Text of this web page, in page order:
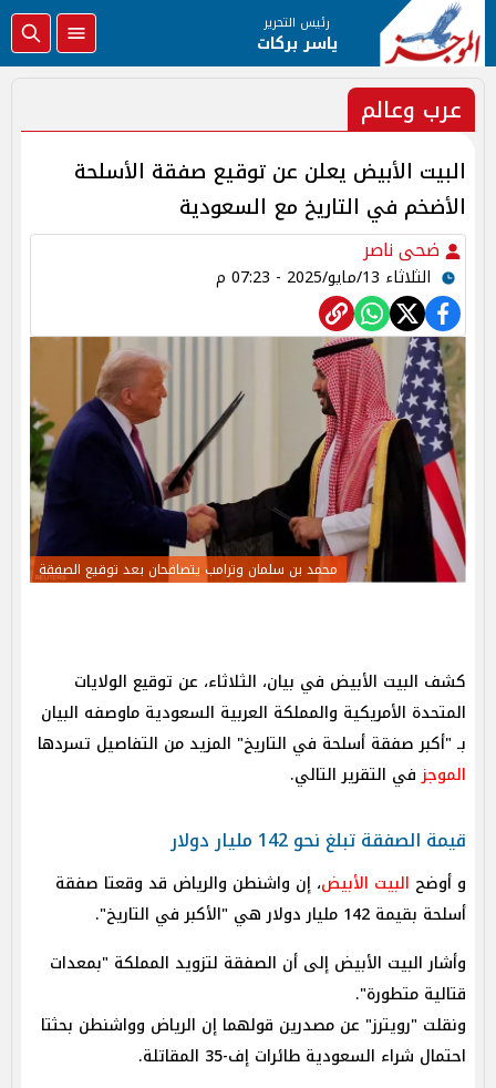
رئيس التحرير
ياسر بركات
عرب وعالم
البيت الأبيض يعلن عن توقيع صفقة الأسلحة
الأضخم في التاريخ مع السعودية
ضحى ناصر
الثلاثاء 13/مايو/2025 - 07:23 م
محمد بن سلمان وترامب يتصافحان بعد توقيع الصفقة
كشف البيت الأبيض في بيان، الثلاثاء، عن توقيع الولايات
المتحدة الأمريكية والمملكة العربية السعودية ماوصفه البيان
بـ "أكبر صفقة أسلحة في التاريخ" المزيد من التفاصيل تسردها
الموجزفي التقرير التالي.
قيمة الصفقة تبلغ نحو 142 مليار دولار
و أوضح البيت الأبيض، إن واشنطن والرياض قد وقعتا صفقة
أسلحة بقيمة 142 مليار دولار هي "الأكبر في التاريخ".
وأشار البيت الأبيض إلى أن الصفقة لتزويد المملكة "بمعدات
قتالية متطورة".
ونقلت "رويترز" عن مصدرين قولهما إن الرياض وواشنطن بحثتا
احتمال شراء السعودية طائرات إف-35 المقاتلة.